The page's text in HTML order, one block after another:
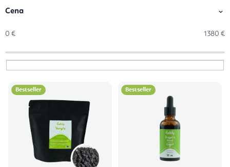
e
i
e
p
Cena
0 € 1380 €
V Bestseller Bestseller